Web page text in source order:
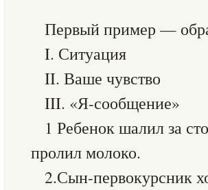
Первый пример —
I. Ситуация
II. Ваше чувство
III. «Я-сообщение»
1 Ребенок шалил за
пролил молоко.
2.Сын-первокурсник